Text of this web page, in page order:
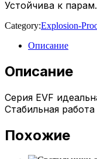
Устойчива к парам.
Category:Explosion-
Описание
Описание
Серия EVF
Стабильная
Похожие